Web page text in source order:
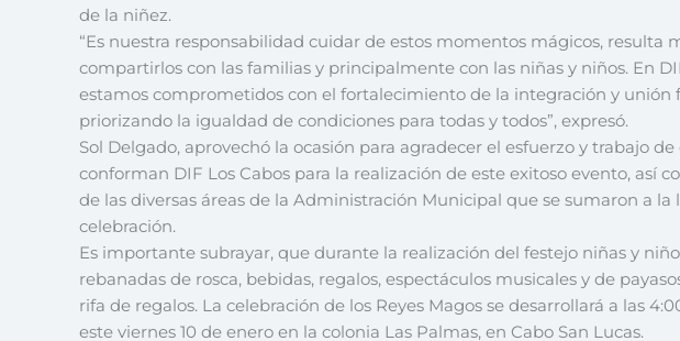
de la niñez.
“Es nuestra responsabilidad cuidar de estos momentos mágicos, resulta
compartirlos con las familias y principalmente con las niñas y niños. En
estamos comprometidos con el fortalecimiento de la integración y unión
priorizando la igualdad de condiciones para todas y todos”, expresó.
Sol Delgado, aprovechó la ocasión para agradecer el esfuerzo y trabajo
conforman DIF Los Cabos para la realización de este exitoso evento, así
de las diversas áreas de la Administración Municipal que se sumaron a la
celebración.
Es importante subrayar, que durante la realización del festejo niñas y
rebanadas de rosca, bebidas, regalos, espectáculos musicales y de
rifa de regalos. La celebración de los Reyes Magos se desarrollará a las
este viernes 10 de enero en la colonia Las Palmas, en Cabo San Lucas.